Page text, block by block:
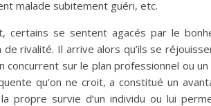
malade subitement guéri, etc.
certains se sentent agacés par le
de rivalité. Il arrive alors qu’ils se
concurrent sur le plan professionnel ou
qu’on ne croit, a constitué un
propre survie d’un individu ou lui